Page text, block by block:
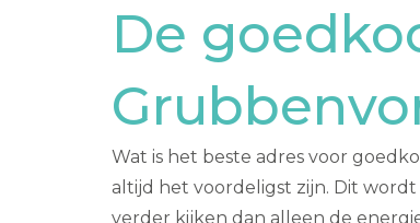
De
Wat is het beste adres voor
altijd het voordeligst zijn. Dit
verder kijken dan alleen de